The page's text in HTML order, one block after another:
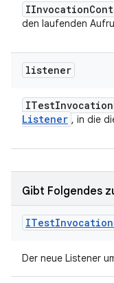
IInvocation
den laufenden
listener
ITestInvocation
Listener , in die
Gibt Folgendes
ITestInvocation
Der neue Listener